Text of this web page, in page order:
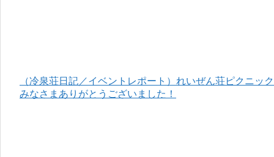
（冷泉荘日記／イベントレポート）れいぜん荘ピクニッ
みなさまありがとうございました！